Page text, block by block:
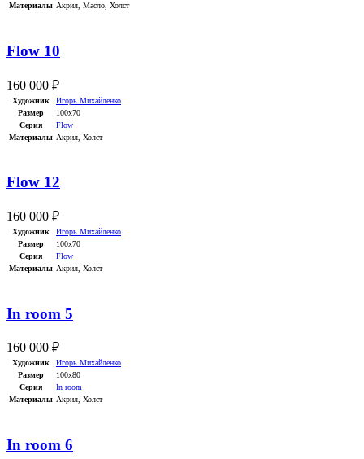
Материалы Акрил Масло Холст
Flow 10
160 000 ₽
Художник
Игорь Михайленко
Размер
100х70
Серия
Flow
Материалы Акрил Холст
Flow 12
160 000 ₽
Художник
Игорь Михайленко
Размер
100х70
Серия
Flow
Материалы Акрил Холст
In room 5
160 000 ₽
Художник
Игорь Михайленко
Размер
100х80
Серия
In room
Материалы Акрил, Холст
In room 6